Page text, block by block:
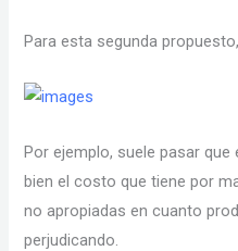
Para esta segunda
Por ejemplo, suele pasar que
bien el costo que tiene por
no apropiadas en cuanto
perjudicando.